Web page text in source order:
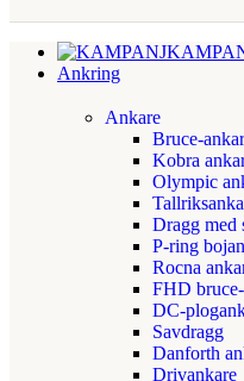
Ankring
Ankare
Bruce-
Kobra
Olympic
Dragg med
P-ring
Rocna
FHD
DC-
Savdragg
Danforth
Drivankare